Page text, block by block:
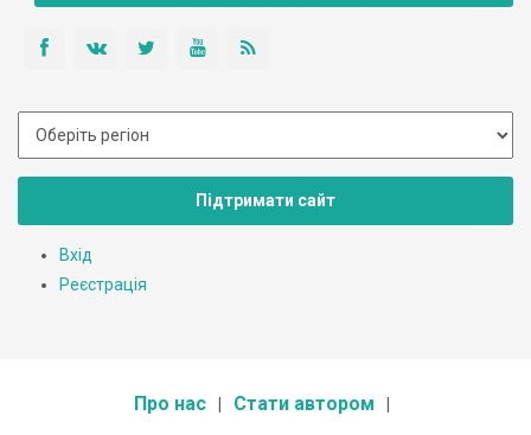
Підтримати сайт
Вхід
Реєстрація
Про нас Стати автором